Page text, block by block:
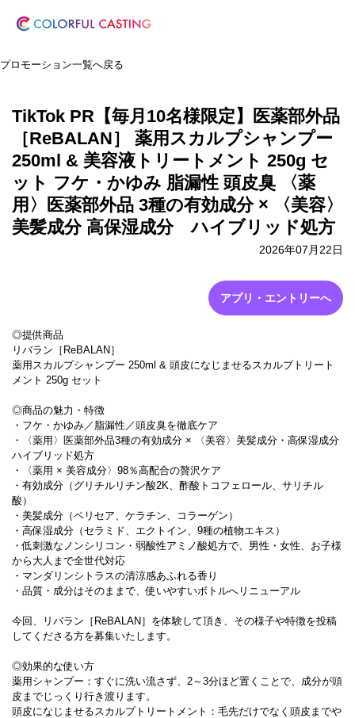
プロモーション一覧へ戻る
TikTok PR【毎月10名様限定】医薬部外品
［ReBALAN］ 薬用スカルプシャンプー
‎250ml & 美容液トリートメント 250g セ
ット フケ・かゆみ 脂漏性 頭皮臭 〈薬
用〉医薬部外品 3種の有効成分 × 〈美容〉
美髪成分 高保湿成分 ハイブリッド処方
2026年07月22日
アプリ・エントリーへ
◎提供商品
リバラン［ReBALAN］
薬用スカルプシャンプー ‎250ml & 頭皮になじませるスカルプトリート
メント ‎250g セット
◎商品の魅力・特徴
・フケ・かゆみ／脂漏性／頭皮臭を徹底ケア
・〈薬用〉医薬部外品3種の有効成分 × 〈美容〉美髪成分・高保湿成分
ハイブリッド処方
・〈薬用 × 美容成分〉98％高配合の贅沢ケア
・有効成分（グリチルリチン酸2K、酢酸トコフェロール、サリチル
酸）
・美髪成分（ペリセア、ケラチン、コラーゲン）
・高保湿成分（セラミド、エクトイン、9種の植物エキス）
・低刺激なノンシリコン・弱酸性アミノ酸処方で、男性・女性、お子様
から大人まで全世代対応
・マンダリンシトラスの清涼感あふれる香り
・品質・成分はそのままで、使いやすいボトルへリニューアル
今回、リバラン［ReBALAN］を体験して頂き、その様子や特徴を投稿
してくださる方を募集いたします。
◎効果的な使い方
薬用シャンプー：すぐに洗い流さず、2～3分ほど置くことで、成分が頭
皮までじっくり行き渡ります。
頭皮になじませるスカルプトリートメント：毛先だけでなく頭皮までや